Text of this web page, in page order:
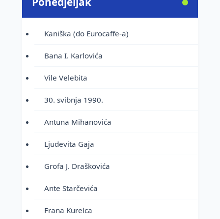
Kaniška (do Eurocaffe-a)
Bana I. Karlovića
Vile Velebita
30. svibnja 1990.
Antuna Mihanovića
Ljudevita Gaja
Grofa J. Draškovića
Ante Starčevića
Frana Kurelca